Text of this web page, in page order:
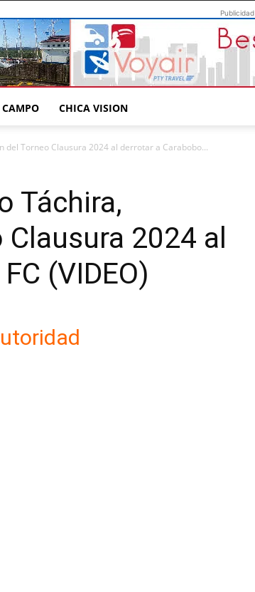
Publicidad
CAMPO CHICA VISION
del Torneo Clausura 2024 al derrotar a Carabobo...
Táchira,
2024 al
(VIDEO)